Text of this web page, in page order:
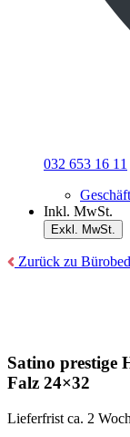
032 653 16 11
Inkl. MwSt.
Exkl. MwSt.
Zurück zu
Satino prestige
Falz 24×32
Lieferfrist ca. 2